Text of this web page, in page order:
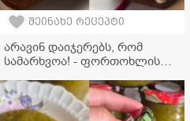
შეინახე რეცეპტი
არავინ დაიჯერებს, რომ
სამარხვოა! - ფორთოხლის